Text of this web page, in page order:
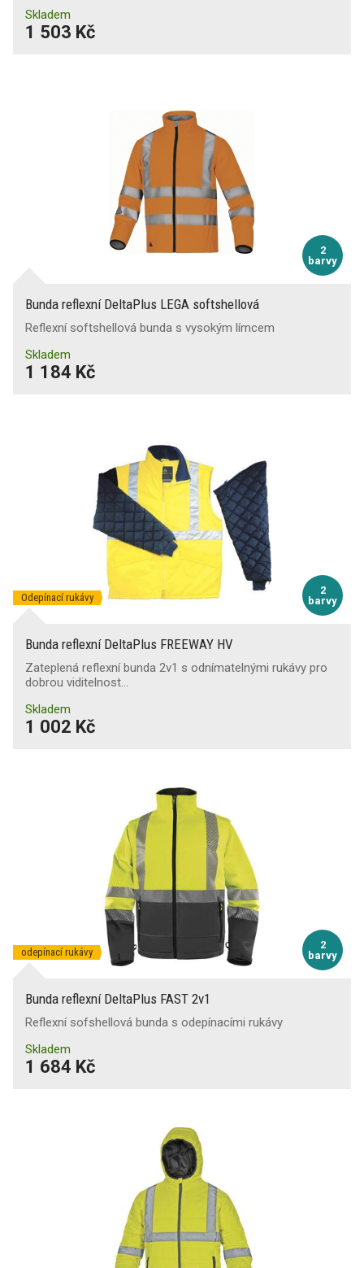
Skladem
1 503 Kč
2
barvy
Bunda reflexní DeltaPlus LEGA softshellová
Reflexní softshellová bunda s vysokým límcem
Skladem
1 184 Kč
2
barvy
Odepínací rukávy
Bunda reflexní DeltaPlus FREEWAY HV
Zateplená reflexní bunda 2v1 s odnímatelnými rukávy pro
dobrou viditelnost…
Skladem
1 002 Kč
2
barvy
odepínací rukávy
Bunda reflexní DeltaPlus FAST 2v1
Reflexní sofshellová bunda s odepínacími rukávy
Skladem
1 684 Kč